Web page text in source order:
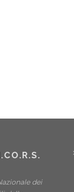
dei